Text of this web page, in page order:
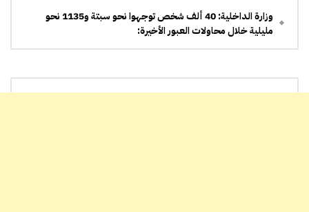
وزارة الداخلية: 40 ألف شخص توجهوا نحو سبتة و1135 نحو
مليلية خلال محاولات العبور الأخيرة: